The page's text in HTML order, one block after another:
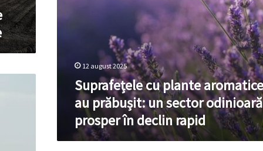
în
12 august 2025
Suprafețele cu plante
au prăbușit: un sector odinioară
prosper în declin rapid